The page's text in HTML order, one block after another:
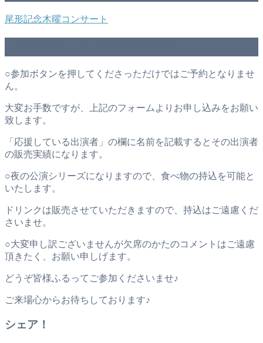
尾形記念木曜コンサート
○参加ボタンを押してくださっただけではご予約となりませ
ん。
大変お手数ですが、上記のフォームよりお申し込みをお願い
致します。
「応援している出演者」の欄に名前を記載するとその出演者
の販売実績になります。
○夜の公演シリーズになりますので、食べ物の持込を可能と
いたします。
ドリンクは販売させていただきますので、持込はご遠慮くだ
さいませ。
○大変申し訳ございませんが欠席のかたのコメントはご遠慮
頂きたく、お願い申しげます。
どうぞ皆様ふるってご参加くださいませ♪
ご来場心からお待ちしております♪
シェア！